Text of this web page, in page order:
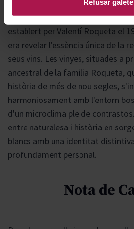
Refusar
El celler Abadal, emplaçat al
d'Horta d'Avinyó, a la comarca de
establert per Valentí Roqueta el
era revelar l'essència única de la
seus vins. Les vinyes, situades a
ancestral de la família Roqueta,
història de més de nou segles,
harmoniosament amb l'entorn
d'un microclima ple de
entre naturalesa i història en
blancs amb una identitat
profundament personal.
Nota de